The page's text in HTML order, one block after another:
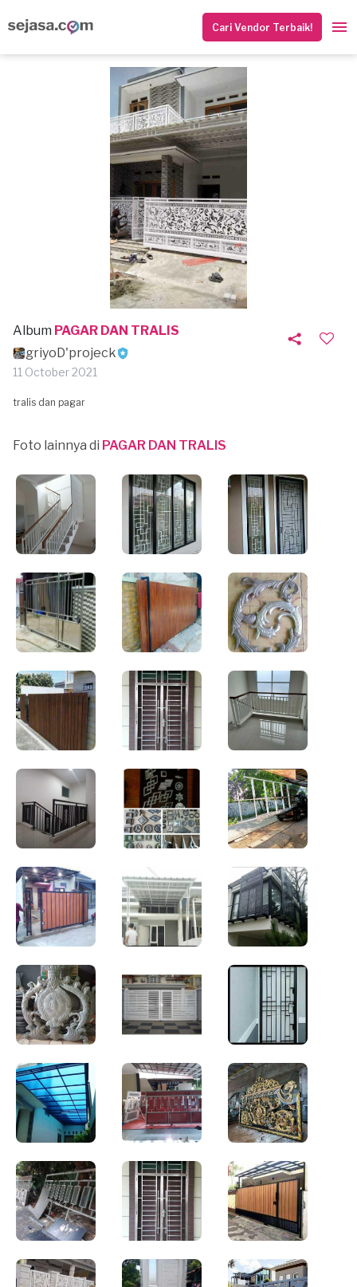
Cari Vendor Terbaik!
Album PAGAR DAN TRALIS
griyoD'projeck
11 October 2021
tralis dan pagar
Foto lainnya di PAGAR DAN TRALIS